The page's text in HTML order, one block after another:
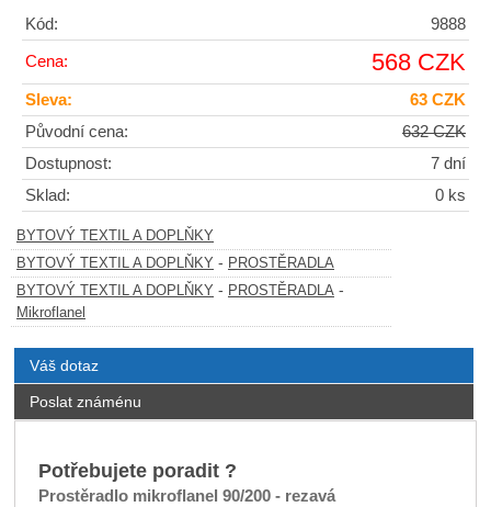
Kód: 9888
Cena: 568 CZK
Sleva:
63 CZK
Původní cena:
632 CZK
Dostupnost:
7 dní
Sklad:
0 ks
BYTOVÝ TEXTIL A DOPLŇKY
BYTOVÝ TEXTIL A DOPLŇKY - PROSTĚRADLA
BYTOVÝ TEXTIL A DOPLŇKY - PROSTĚRADLA -
Mikroflanel
Váš dotaz
Poslat známénu
Potřebujete poradit ?
Prostěradlo mikroflanel 90/200 - rezavá